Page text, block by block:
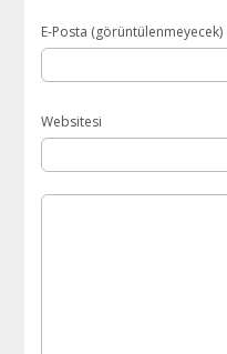
E-Posta (görüntülenmeyecek)
Websitesi